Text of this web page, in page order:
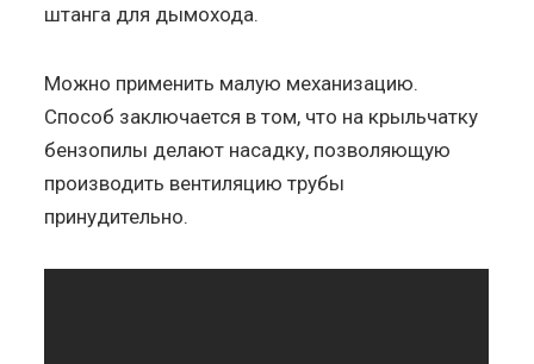
штанга для дымохода.
Можно применить малую механизацию.
Способ заключается в том, что на крыльчатку
бензопилы делают насадку, позволяющую
производить вентиляцию трубы
принудительно.